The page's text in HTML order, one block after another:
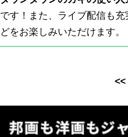
です！また、ライブ配信も
どをお楽しみいただけます。